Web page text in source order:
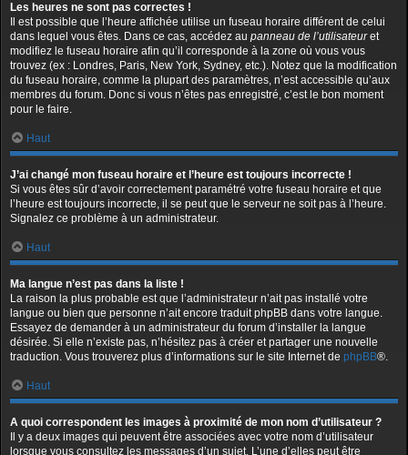
Les heures ne sont pas correctes !
Il est possible que l’heure affichée utilise un fuseau horaire différent de celui
dans lequel vous êtes. Dans ce cas, accédez au panneau de l’utilisateuret
modifiez le fuseau horaire afin qu’il corresponde à la zone où vous vous
trouvez (ex : Londres, Paris, New York, Sydney, etc.). Notez que la modification
du fuseau horaire, comme la plupart des paramètres, n’est accessible qu’aux
membres du forum. Donc si vous n’êtes pas enregistré, c’est le bon moment
pour le faire.
Haut
J’ai changé mon fuseau horaire et l’heure est toujours incorrecte !
Si vous êtes sûr d’avoir correctement paramétré votre fuseau horaire et que
l’heure est toujours incorrecte, il se peut que le serveur ne soit pas à l’heure.
Signalez ce problème à un administrateur.
Haut
Ma langue n’est pas dans la liste !
La raison la plus probable est que l’administrateur n’ait pas installé votre
langue ou bien que personne n’ait encore traduit phpBB dans votre langue.
Essayez de demander à un administrateur du forum d’installer la langue
désirée. Si elle n’existe pas, n’hésitez pas à créer et partager une nouvelle
traduction. Vous trouverez plus d’informations sur le site Internet de phpBB®.
Haut
A quoi correspondent les images à proximité de mon nom d’utilisateur ?
Il y a deux images qui peuvent être associées avec votre nom d’utilisateur
lorsque vous consultez les messages d’un sujet. L’une d’elles peut être